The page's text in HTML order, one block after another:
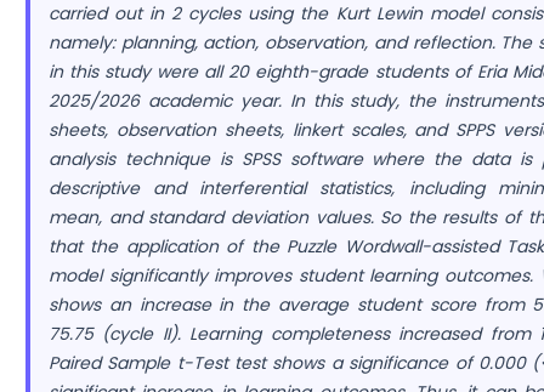
carried out in 2 cycles using the Kurt Lewin model
namely: planning, action, observation, and reflection. The
in this study were all 20 eighth-grade students of Eria
2025/2026 academic year. In this study, the
sheets, observation sheets, linkert scales, and SPPS
analysis technique is SPSS software where the data is
descriptive and interferential statistics, including
mean, and standard deviation values. So the results of
that the application of the Puzzle Wordwall-assisted
model significantly improves student learning outcomes.
shows an increase in the average student score from
75.75 (cycle II). Learning completeness increased from
Paired Sample t-Test test shows a significance of 0.000